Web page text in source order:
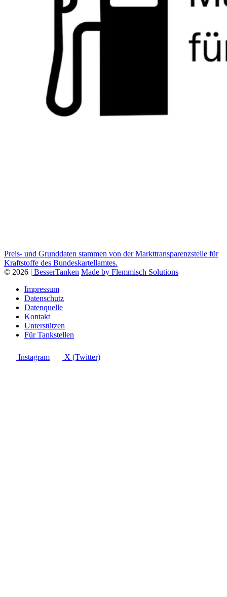
Preis- und Grunddaten stammen von der Markttransparenzstelle für
Kraftstoffe des Bundeskartellamtes.
© 2026 | BesserTanken Made by Flemmisch Solutions
Impressum
Datenschutz
Datenquelle
Kontakt
Unterstützen
Für Tankstellen
Instagram X (Twitter)